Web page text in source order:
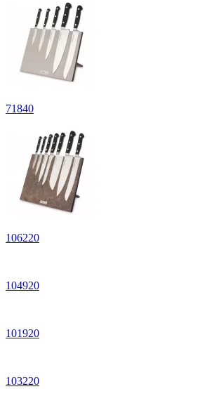
71840
106220
104920
101920
103220